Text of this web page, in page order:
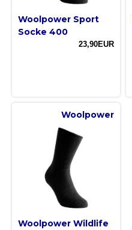
Woolpower Sport
Socke 400
23,90EUR
Woolpower
Woolpower Wildlife